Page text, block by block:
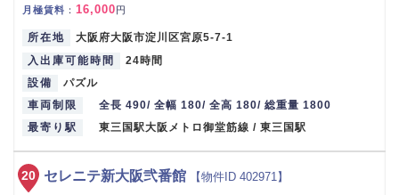
月極賃料 ： 16,000円
所在地
大阪府大阪市淀川区宮原5-7-1
入出庫可能時間
24時間
設備
パズル
車両制限
全長 490/ 全幅 180/ 全高 180/ 総重量 1800
最寄り駅
東三国駅大阪メトロ御堂筋線 / 東三国駅
セレニテ新大阪弐番館 【物件ID 402971】
20